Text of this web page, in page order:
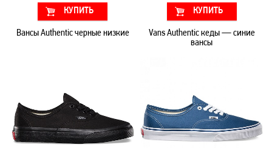
Вансы Authentic черные низкие
Vans Authentic кеды — синие
вансы